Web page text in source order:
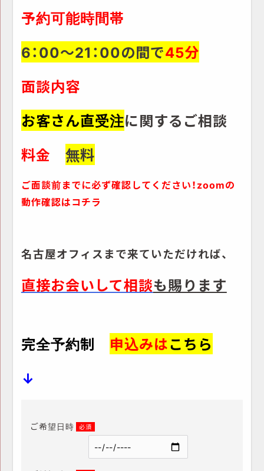
予約可能時間帯
6：00～21：00の間で45分
面談内容
お客さん直受注に関するご相談
料金
無料
ご面談前までに必ず確認してください！zoomの
動作確認はコチラ
名古屋オフィスまで来ていただければ、
直接お会いして相談も賜ります
完全予約制 申込みはこちら
↓
ご希望日時 必須